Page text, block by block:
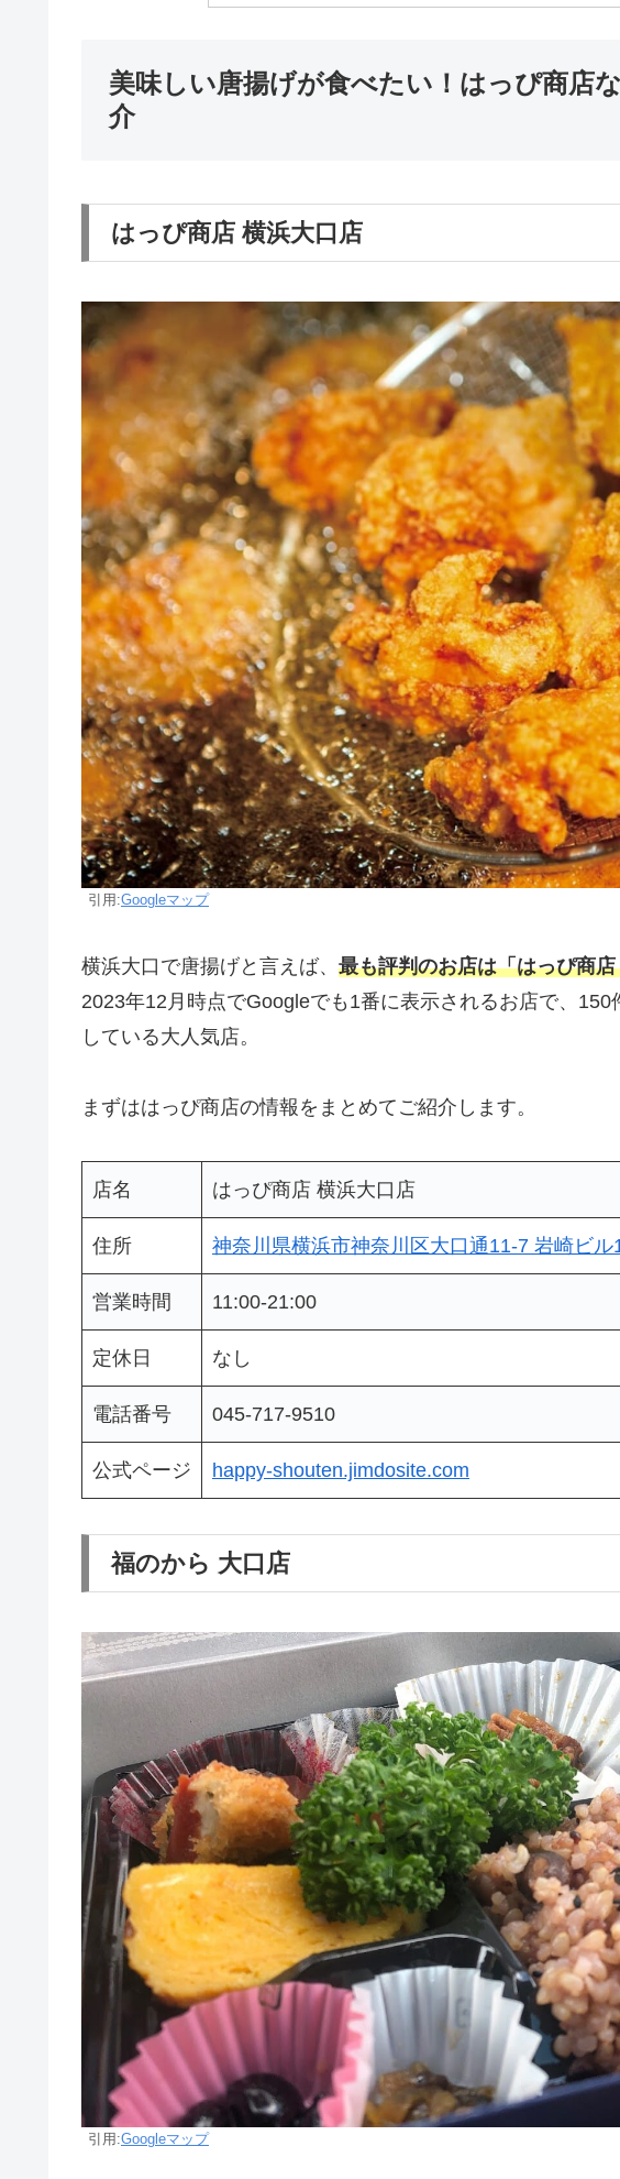
美味しい唐揚げが食べたい！はっぴ商店
介
はっぴ商店 横浜大口店
引用:Googleマップ
横浜大口で唐揚げと言えば、 最も評判のお店は「はっぴ商
2023年12月時点でGoogleでも1番に表示されるお店で、
している大人気店。
まずははっぴ商店の情報をまとめてご紹介します。
店名 はっぴ商店 横浜大口店
住所 神奈川県横浜市神奈川区大口通11-7 岩崎ビル
営業時間 11:00-21:00
定休日 なし
電話番号 045‐717‐9510
公式ページ happy-shouten.jimdosite.com
福のから 大口店
引用:Googleマップ